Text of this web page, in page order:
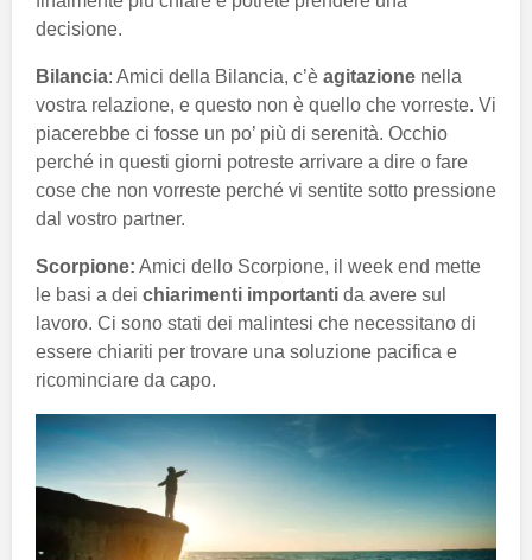
decisione.
Bilancia: Amici della Bilancia, c’è agitazione nella
vostra relazione, e questo non è quello che vorreste. Vi
piacerebbe ci fosse un po’ più di serenità. Occhio
perché in questi giorni potreste arrivare a dire o fare
cose che non vorreste perché vi sentite sotto pressione
dal vostro partner.
Scorpione: Amici dello Scorpione, il week end mette
le basi a dei chiarimenti importanti da avere sul
lavoro. Ci sono stati dei malintesi che necessitano di
essere chiariti per trovare una soluzione pacifica e
ricominciare da capo.